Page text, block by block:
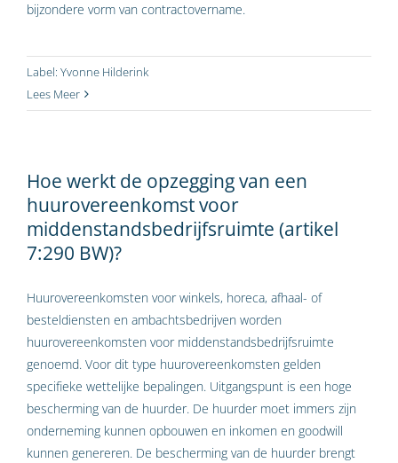
bijzondere vorm van contractovername.
Label: Yvonne Hilderink
Lees Meer
Hoe werkt de opzegging van een
huurovereenkomst voor
middenstandsbedrijfsruimte (artikel
7:290 BW)?
Huurovereenkomsten voor winkels, horeca, afhaal- of
besteldiensten en ambachtsbedrijven worden
huurovereenkomsten voor middenstandsbedrijfsruimte
genoemd. Voor dit type huurovereenkomsten gelden
specifieke wettelijke bepalingen. Uitgangspunt is een hoge
bescherming van de huurder. De huurder moet immers zijn
onderneming kunnen opbouwen en inkomen en goodwill
kunnen genereren. De bescherming van de huurder brengt